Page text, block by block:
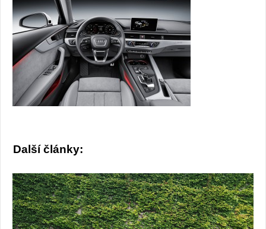
Další články: